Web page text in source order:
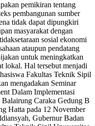
pemikiran tentang
pembangunan sumber
tidak dapat dipungkiri
masyarakat dengan
sosial ekonomi
ataupun pendatang
untuk meningkatkan
lokal. Hal tersebut menjadi
Fakultas Teknik Sipil
mengadakan Seminar
Dalam Implementasi
Caraka Gedung B
Hatta pada 12 November
Gubernur Badan